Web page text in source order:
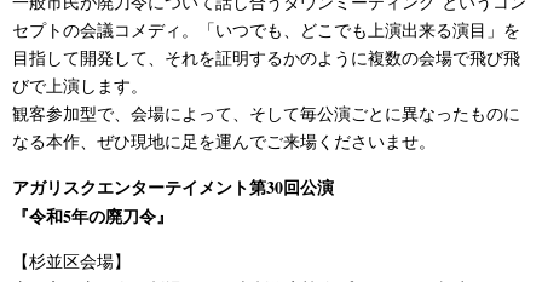
セプトの会議コメディ。「いつでも、どこでも上演出来る演目」を
目指して開発して、それを証明するかのように複数の会場で飛び飛
びで上演します。
観客参加型で、会場によって、そして毎公演ごとに異なったものに
なる本作、ぜひ現地に足を運んでご来場くださいませ。
アガリスクエンターテイメント第30回公演
『令和5年の廃刀令』
【杉並区会場】